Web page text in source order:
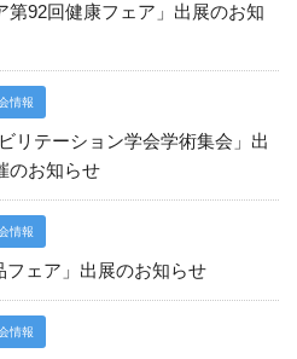
第92回健康フェア」出展のお知
情報
リテーション学会学術集会」出
のお知らせ
情報
フェア」出展のお知らせ
情報